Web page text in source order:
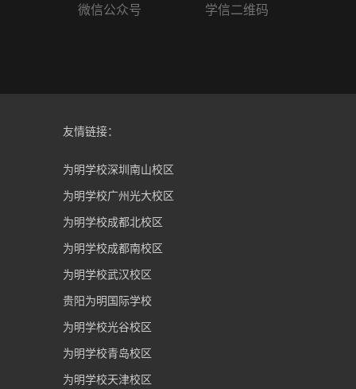
微信公众号
学信二维码
友情链接：
为明学校深圳南山校区
为明学校广州光大校区
为明学校成都北校区
为明学校成都南校区
为明学校武汉校区
贵阳为明国际学校
为明学校光谷校区
为明学校青岛校区
为明学校天津校区